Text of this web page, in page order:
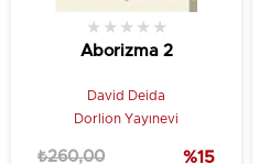
Aborizma 2
★ ★ ★ ★ ★
David Deida
Dorlion Yayınevi
₺260,00 %15